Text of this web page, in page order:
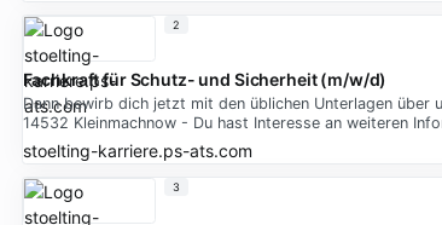
Fachkraft für Schutz- und Sicherheit (m/w/d)
Dann bewirb dich jetzt mit den üblichen Unterlagen
14532 Kleinmachnow - Du hast Interesse an weiteren
stoelting-karriere.ps-ats.com
2
3